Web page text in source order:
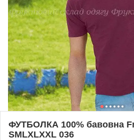
ФУТБОЛКА 100% бавовна
SMLXLXXL 036